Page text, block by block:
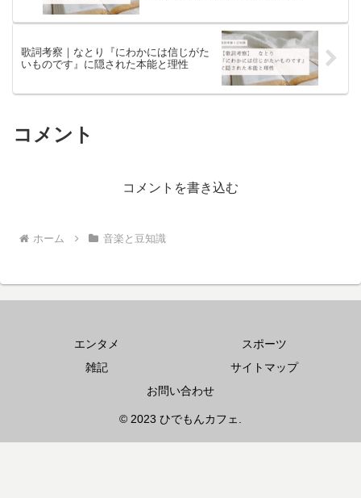
歌詞考察｜なとり『にわかには信じがた
いものです』に隠された本能と理性
コメント
コメントを書き込む
ホーム 音楽と豆知識
エンタメ
スポーツ
雑記
サイトマップ
お問い合わせ
© 2023 ひでもんカフェ.